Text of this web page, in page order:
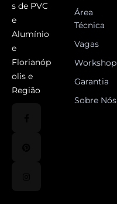
s de PVC
e
Alumínio
e
Florianóp
olis e
Região
Área
Técnica
Vagas
Workshop
Garantia
Sobre Nós